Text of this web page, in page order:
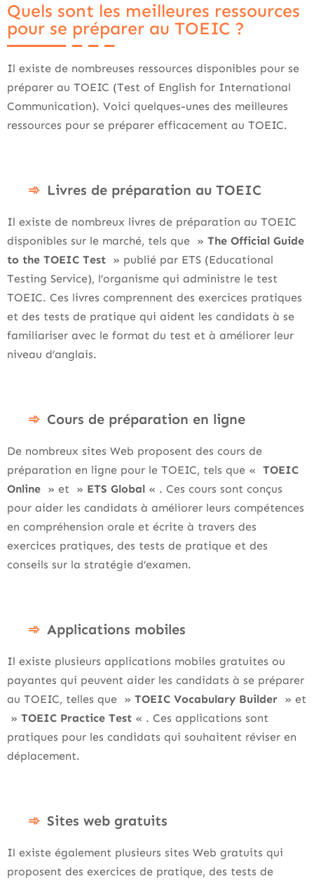
Quels sont les meilleures ressources
pour se préparer au TOEIC ?
Il existe de nombreuses ressources disponibles pour se
préparer au TOEIC (Test of English for International
Communication). Voici quelques-unes des meilleures
ressources pour se préparer efficacement au TOEIC.
Livres de préparation au TOEIC
Il existe de nombreux livres de préparation au TOEIC
disponibles sur le marché, tels que » The Official Guide
to the TOEIC Test » publié par ETS (Educational
Testing Service), l’organisme qui administre le test
TOEIC. Ces livres comprennent des exercices pratiques
et des tests de pratique qui aident les candidats à se
familiariser avec le format du test et à améliorer leur
niveau d’anglais.
Cours de préparation en ligne
De nombreux sites Web proposent des cours de
préparation en ligne pour le TOEIC, tels que « TOEIC
Online » et » ETS Global « . Ces cours sont conçus
pour aider les candidats à améliorer leurs compétences
en compréhension orale et écrite à travers des
exercices pratiques, des tests de pratique et des
conseils sur la stratégie d’examen.
Applications mobiles
Il existe plusieurs applications mobiles gratuites ou
payantes qui peuvent aider les candidats à se préparer
au TOEIC, telles que » TOEIC Vocabulary Builder » et
» TOEIC Practice Test « . Ces applications sont
pratiques pour les candidats qui souhaitent réviser en
déplacement.
Sites web gratuits
Il existe également plusieurs sites Web gratuits qui
proposent des exercices de pratique, des tests de